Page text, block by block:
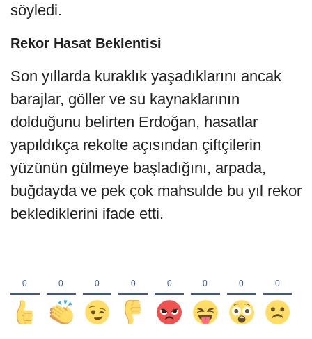
söyledi.
Rekor Hasat Beklentisi
Son yıllarda kuraklık yaşadıklarını ancak
barajlar, göller ve su kaynaklarının
dolduğunu belirten Erdoğan, hasatlar
yapıldıkça rekolte açısından çiftçilerin
yüzünün gülmeye başladığını, arpada,
buğdayda ve pek çok mahsulde bu yıl rekor
beklediklerini ifade etti.